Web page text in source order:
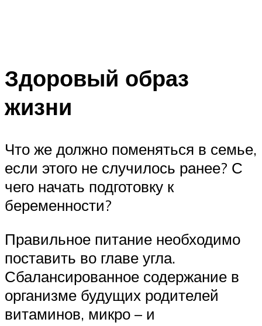
Здоровый образ
жизни
Что же должно поменяться в семье,
если этого не случилось ранее? С
чего начать подготовку к
беременности?
Правильное питание необходимо
поставить во главе угла.
Сбалансированное содержание в
организме будущих родителей
витаминов, микро – и